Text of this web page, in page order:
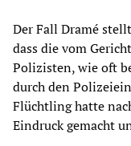
Der Fall Dramé
dass die vom
Polizisten, wie oft
durch den
Flüchtling hatte
Eindruck gemacht